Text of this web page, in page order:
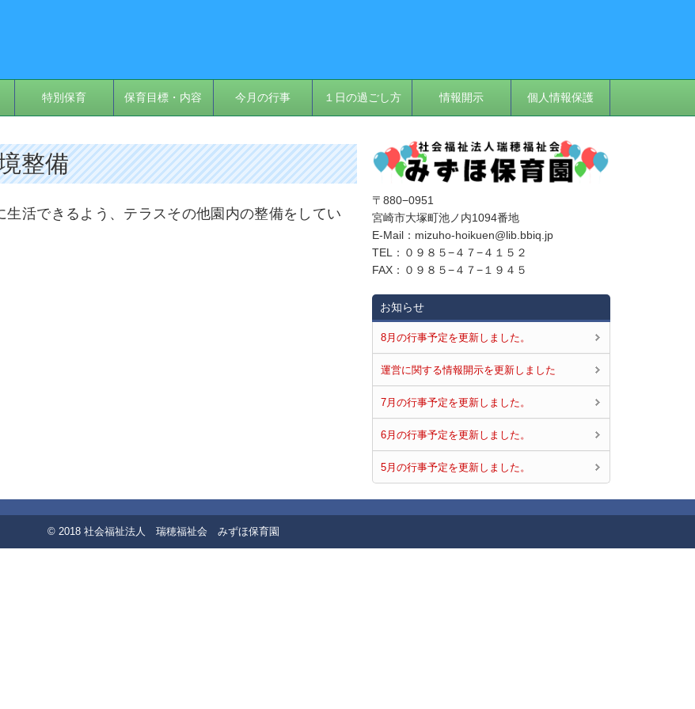
特別保育 保育目標・内容 今月の行事 １日の過ごし方 情報開示 個人情報保護
整備
活できるよう、テラスその他園内の整備をしてい
〒880−0951
宮崎市大塚町池ノ内1094番地
E‐Mail：mizuho-hoikuen@lib.bbiq.jp
TEL：０９８５−４７−４１５２
FAX：０９８５−４７−１９４５
お知らせ
8月の行事予定を更新しました。
運営に関する情報開示を更新しました
7月の行事予定を更新しました。
6月の行事予定を更新しました。
5月の行事予定を更新しました。
© 2018 社会福祉法人 瑞穂福祉会 みずほ保育園